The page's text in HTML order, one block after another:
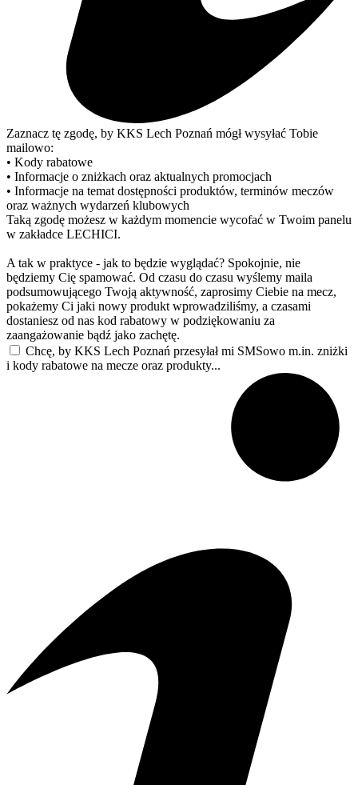
Zaznacz tę zgodę, by KKS Lech Poznań mógł wysyłać Tobie
mailowo:
• Kody rabatowe
• Informacje o zniżkach oraz aktualnych promocjach
• Informacje na temat dostępności produktów, terminów meczów
oraz ważnych wydarzeń klubowych
Taką zgodę możesz w każdym momencie wycofać w Twoim panelu
w zakładce LECHICI.
A tak w praktyce - jak to będzie wyglądać? Spokojnie, nie
będziemy Cię spamować. Od czasu do czasu wyślemy maila
podsumowującego Twoją aktywność, zaprosimy Ciebie na mecz,
pokażemy Ci jaki nowy produkt wprowadziliśmy, a czasami
dostaniesz od nas kod rabatowy w podziękowaniu za
zaangażowanie bądź jako zachętę.
Chcę, by KKS Lech Poznań przesyłał mi SMSowo m.in. zniżki
i kody rabatowe na mecze oraz produkty...